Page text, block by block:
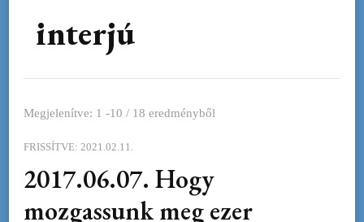
interjú
Megjelenítve: 1 -10 / 18 eredményből
FRISSÍTVE: 2021.02.11.
2017.06.07. Hogy
mozgassunk meg ezer